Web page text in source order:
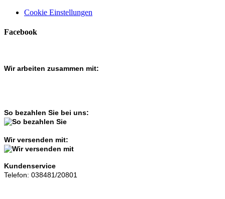
Cookie Einstellungen
Facebook
Wir arbeiten zusammen mit:
So bezahlen Sie bei uns:
Wir versenden mit:
Kundenservice
Telefon: 038481/20801